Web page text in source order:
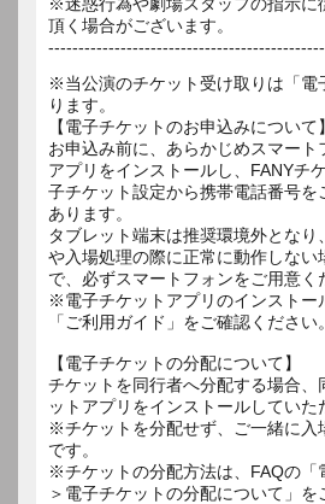
頂く場合がございます。
※当公演のチケット受け取りは「電
ります。
【電子チケットのお申込みについて】
お申込み前に、あらかじめスマート
アプリをインストールし、FANYチ
子チケット設定から携帯電話番号を
あります。
タブレット端末は推奨環境外とな
や入場処理の際に正常に動作しない
で、必ずスマートフォンをご用意く
※電子チケットアプリのインストー
「ご利用ガイド」をご確認ください。
【電子チケットの分配について】
チケットを同行者へ分配する場合、
ットアプリをインストールしていた
※チケットを分配せず、ご一緒に入
です。
※チケットの分配方法は、FAQの「
＞電子チケットの分配について」を